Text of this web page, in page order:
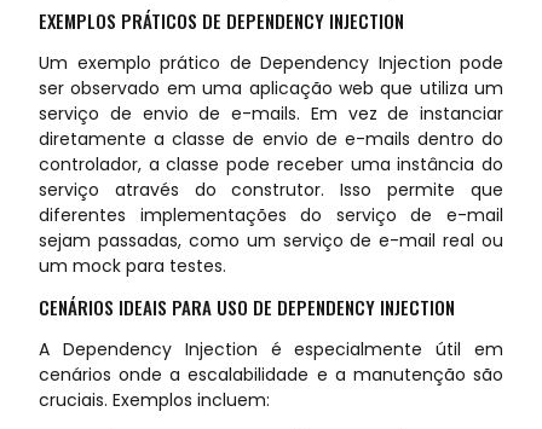
EXEMPLOS PRÁTICOS DE DEPENDENCY INJECTION
Um exemplo prático de Dependency Injection pode
ser observado em uma aplicação web que utiliza um
serviço de envio de e-mails. Em vez de instanciar
diretamente a classe de envio de e-mails dentro do
controlador, a classe pode receber uma instância do
serviço através do construtor. Isso permite que
diferentes implementações do serviço de e-mail
sejam passadas, como um serviço de e-mail real ou
um mock para testes.
CENÁRIOS IDEAIS PARA USO DE DEPENDENCY INJECTION
A Dependency Injection é especialmente útil em
cenários onde a escalabilidade e a manutenção são
cruciais. Exemplos incluem: